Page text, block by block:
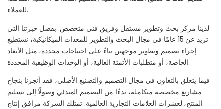
للعملاء.
لدينا مركز بحث وتطوير مستقل وفريق فني متخصص. بفضل خبرتنا التي
تزيد عن 15 عامًا في مجال البحث والتطوير للمعدات الميكانيكية، نستطيع
إجراء تصميم وتطوير موجهين بناءً على احتياجات محددة، مثل الأبعاد
الخاصة، أو متطلبات الأتمتة العالية، أو الوحدات الوظيفية المحددة.
فيما يتعلق بالتعاون في مجال التصميم والتصنيع الأصلي، فقد أنجزنا بنجاح
مشاريع مخصصة متكاملة، بدءًا من التصميم المبدئي وصولًا إلى تسليم
المنتج، لعشرات العلامات التجارية العالمية. تمتلك الشركة مرافق إنتاج